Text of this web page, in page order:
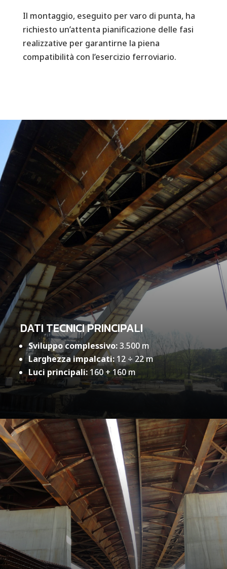
Il montaggio, eseguito per varo di punta, ha
richiesto un’attenta pianificazione delle fasi
realizzative per garantirne la piena
compatibilità con l’esercizio ferroviario.
DATI TECNICI PRINCIPALI
Sviluppo complessivo:3.500 m
Larghezza impalcati: 12 ÷ 22 m
Luci principali: 160 + 160 m